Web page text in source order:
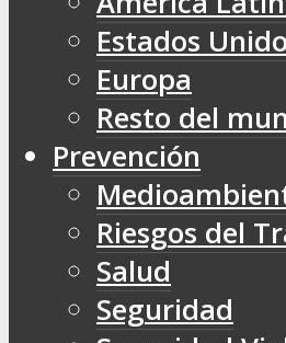
Estados
Europa
Resto del
Prevención
Riesgos del
Salud
Seguridad